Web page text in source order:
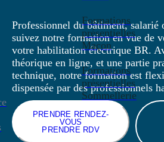
Formations
présentielles
Maçon
Formations
présentielles
Sommellerie
Professionnel du bâtiment, salarié
suivez notre formation en vue de
votre habilitation électrique BR.
théorique en ligne, et une partie
technique, notre formation est
dispensée par des professionnels
PRENDRE RENDEZ-
VOUS
PRENDRE RDV